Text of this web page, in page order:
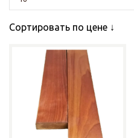
Сортировать по цене